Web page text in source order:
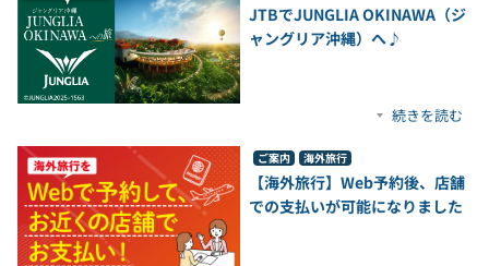
JTBでJUNGLIA OKINAWA（ジ
ャングリア沖縄）へ♪
続きを読む
ご案内 海外旅行
【海外旅行】Web予約後、店舗
での支払いが可能になりました